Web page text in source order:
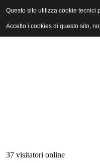
ANICA | Associazione
37 visitatori online
Questo sito utilizza cookie tecnici
Accetto i cookies di questo sito,
Questo sito utilizza cookie tecnici
Accetto i cookies di questo sito,